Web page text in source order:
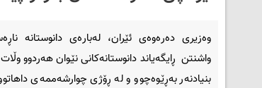
وەزیری دەرەوەی ئێران، لەبارەی دانوستانە
واشنتن ڕایگەیاند دانوستانەکانی نێوان هەردوو
بنیادنەر بەڕێوەچوو و لە ڕۆژی چوارشەممەی